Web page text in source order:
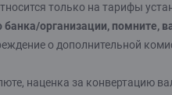
только на тарифы
банка/организации,
о дополнительной
наценка за конвертацию